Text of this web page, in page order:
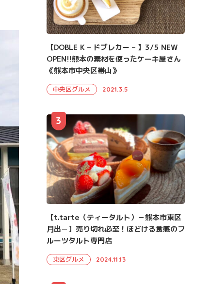
【DOBLE K – ドブレカー – 】3/5 NEW
OPEN!!熊本の素材を使ったケーキ屋さん
《熊本市中央区帯山》
中央区グルメ 2021.3.5
【t.tarte（ティータルト）－熊本市東区
月出－】売り切れ必至！ほどける食感のフ
ルーツタルト専門店
東区グルメ 2024.11.13
3